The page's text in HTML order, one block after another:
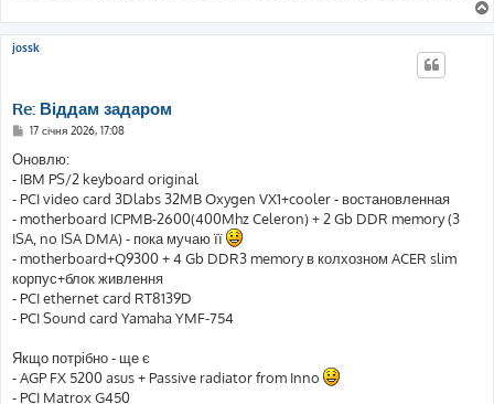
я
jossk
Re: Віддам задаром
П
в
д
о
л
е
н
я
17 січня 2026, 17:08
Оновлю:
- IBM PS/2 keyboard original
- PCI video card 3Dlabs 32MB Oxygen VX1+cooler - востановленная
- motherboard ICPMB-2600(400Mhz Celeron) + 2 Gb DDR memory (3
ISA, no ISA DMA) - пока мучаю її
- motherboard+Q9300 + 4 Gb DDR3 memory в колхозном ACER slim
корпус+блок живлення
- PCI ethernet card RT8139D
- PCI Sound card Yamaha YMF-754
Якщо потрібно - ще є
- AGP FX 5200 asus + Passive radiator from Inno
- PCI Matrox G450